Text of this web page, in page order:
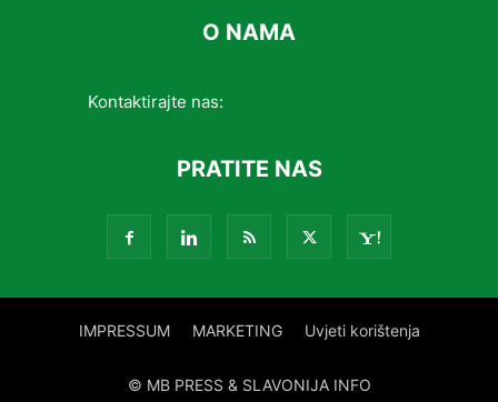
O NAMA
Kontaktirajte nas:
PRATITE NAS
IMPRESSUM MARKETING Uvjeti korištenja
© MB PRESS & SLAVONIJA INFO